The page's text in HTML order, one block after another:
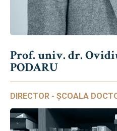
Prof. univ. dr.
PODARU
DIRECTOR - ȘCOALA